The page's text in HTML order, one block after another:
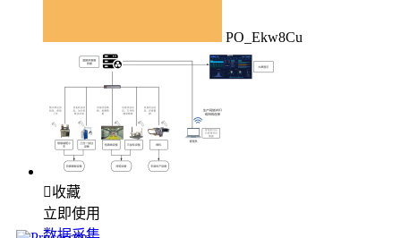
PO_Ekw8Cu
收藏
立即使用
数据采集